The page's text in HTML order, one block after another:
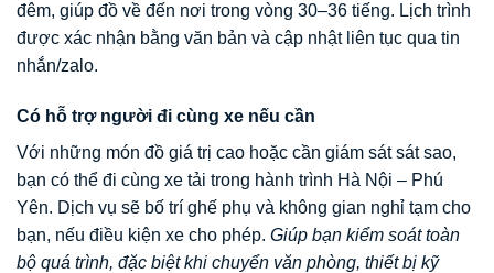
đêm, giúp đồ về đến nơi trong vòng 30–36 tiếng. Lịch trình
được xác nhận bằng văn bản và cập nhật liên tục qua tin
nhắn/zalo.
Có hỗ trợ người đi cùng xe nếu cần
Với những món đồ giá trị cao hoặc cần giám sát sát sao,
bạn có thể đi cùng xe tải trong hành trình Hà Nội – Phú
Yên. Dịch vụ sẽ bố trí ghế phụ và không gian nghỉ tạm cho
bạn, nếu điều kiện xe cho phép. Giúp bạn kiểm soát toàn
bộ quá trình, đặc biệt khi chuyển văn phòng, thiết bị kỹ